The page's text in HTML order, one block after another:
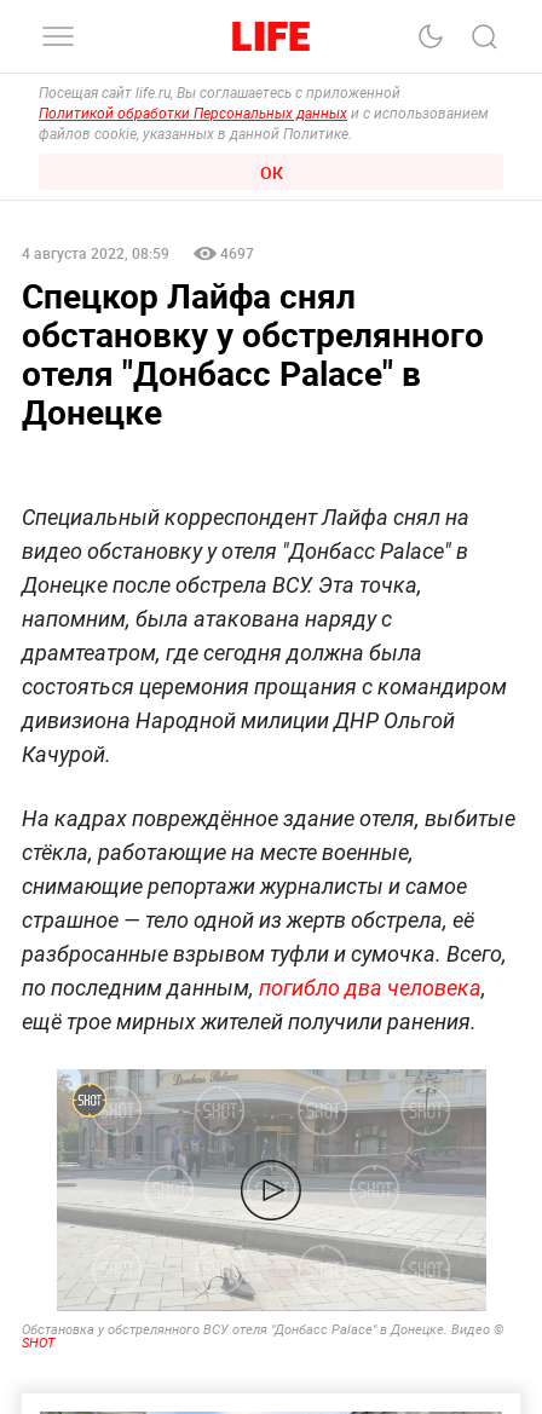
Посещая сайт life.ru, Вы соглашаетесь с приложенной
Политикой обработки Персональных данных и с использованием
файлов cookie, указанных в данной Политике.
ОК
4 августа 2022, 08:59 4697
Спецкор Лайфа снял
обстановку у обстрелянного
отеля "Донбасс Palace" в
Донецке
Специальный корреспондент Лайфа снял на
видео обстановку у отеля "Донбасс Palace" в
Донецке после обстрела ВСУ. Эта точка,
напомним, была атакована наряду с
драмтеатром, где сегодня должна была
состояться церемония прощания с командиром
дивизиона Народной милиции ДНР Ольгой
Качурой.
На кадрах повреждённое здание отеля, выбитые
стёкла, работающие на месте военные,
снимающие репортажи журналисты и самое
страшное — тело одной из жертв обстрела, её
разбросанные взрывом туфли и сумочка. Всего,
по последним данным, погибло два человека,
ещё трое мирных жителей получили ранения.
Обстановка у обстрелянного ВСУ отеля "Донбасс Palace" в Донецке. Видео ©
SHOT